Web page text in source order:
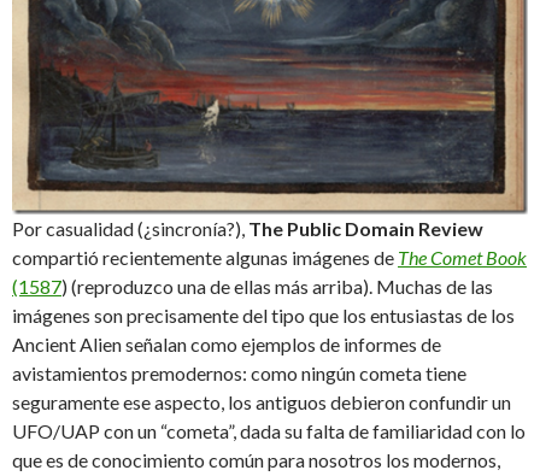
Por casualidad (¿sincronía?), The Public Domain Review
compartió recientemente algunas imágenes de The Comet Book
(1587) (reproduzco una de ellas más arriba). Muchas de las
imágenes son precisamente del tipo que los entusiastas de los
Ancient Alien señalan como ejemplos de informes de
avistamientos premodernos: como ningún cometa tiene
seguramente ese aspecto, los antiguos debieron confundir un
UFO/UAP con un “cometa”, dada su falta de familiaridad con lo
que es de conocimiento común para nosotros los modernos,